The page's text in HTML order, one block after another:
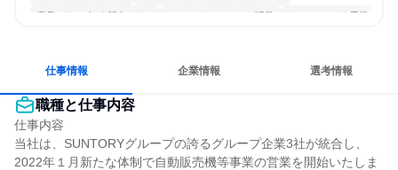
商品・サービスを販売したい コミュニケーションが活発 チームワークを重視
仕事情報 企業情報 選考情報
職種と仕事内容
仕事内容
当社は、SUNTORYグループの誇るグループ企業3社が統合し、
2022年１月新たな体制で自動販売機等事業の営業を開始いたしま